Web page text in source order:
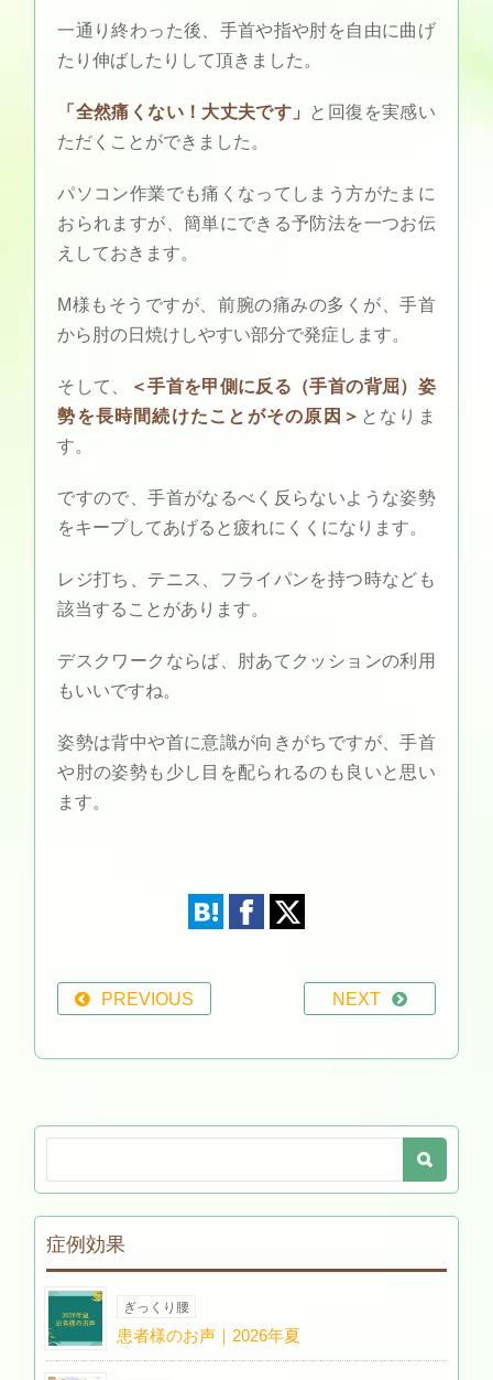
一通り終わった後、手首や指や肘を自由に曲げ
たり伸ばしたりして頂きました。
「全然痛くない！大丈夫です」
と回復を実感い
ただくことができました。
パソコン作業でも痛くなってしまう方がたまに
おられますが、簡単にできる予防法を一つお伝
えしておきます。
M様もそうですが、前腕の痛みの多くが、手首
から肘の日焼けしやすい部分で発症します。
そして、
＜手首を甲側に反る（手首の背屈）姿
勢を長時間続けたことがその原因＞ となりま
す。
ですので、手首がなるべく反らないような姿勢
をキープしてあげると疲れにくくになります。
レジ打ち、テニス、フライパンを持つ時なども
該当することがあります。
デスクワークならば、肘あてクッションの利用
もいいですね。
姿勢は背中や首に意識が向きがちですが、手首
や肘の姿勢も少し目を配られるのも良いと思い
ます。
PREVIOUS NEXT
症例効果
ぎっくり腰
患者様のお声｜2026年夏